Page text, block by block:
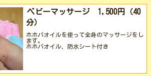
ベビーマッサージ 1,500円（40
分）
ホホバオイルを使って全身のマッサージをし
ます。
ホホバオイル、防水シート付き